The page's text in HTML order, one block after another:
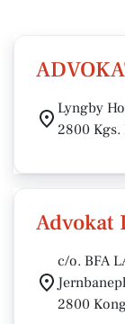
Lyngby
2800 Kgs.
Advokat
c/o. BFA
2800